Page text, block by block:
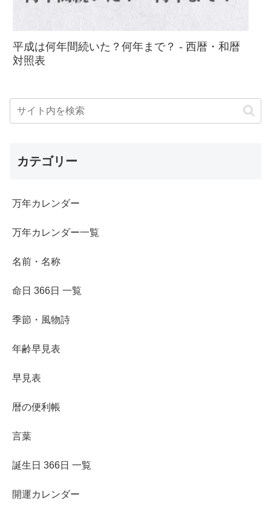
平成は何年間続いた？何年まで？ - 西暦・和暦
対照表
カテゴリー
万年カレンダー
万年カレンダー一覧
名前・名称
命日 366日 一覧
季節・風物詩
年齢早見表
早見表
暦の便利帳
言葉
誕生日 366日 一覧
開運カレンダー